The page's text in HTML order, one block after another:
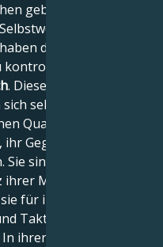
geboren sind,
und
die Macht,
aber sie
. Diese Menschen
selbst, weil sie an
Qualitäten glauben,
Gegenüber
sind stolze
ihrer Mitbürger
für ihre Direktheit
Taktgefühl sind ihre
ihrer Gegenwart